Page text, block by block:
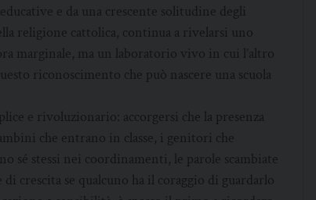
e da una crescente solitudine degli
religione cattolica, continua a rivelarsi uno
marginale, ma un laboratorio vivo in cui l’altro
riconoscimento che può nascere una scuola
e rivoluzionario: accorgersi che la presenza
che entrano in classe, i genitori che
sé stessi nei coordinamenti, le parole scambiate
crescita se qualcuno ha il coraggio di guardarlo